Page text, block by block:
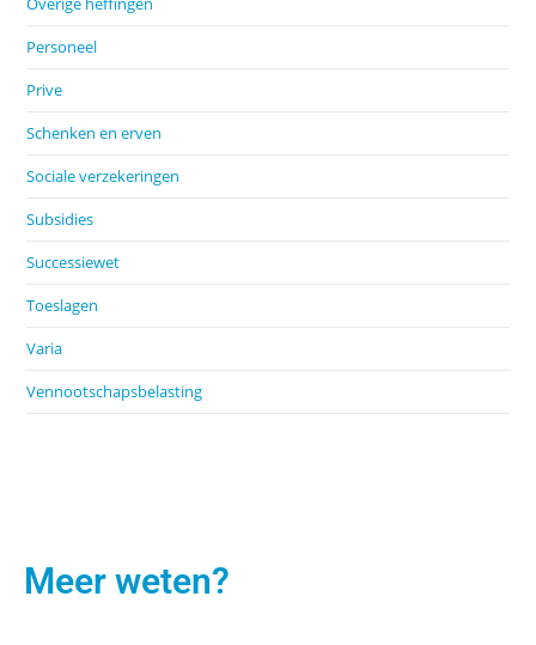
Personeel
Prive
Schenken en erven
Sociale verzekeringen
Subsidies
Successiewet
Toeslagen
Varia
Vennootschapsbelasting
Meer weten?